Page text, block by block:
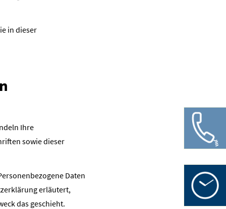
Mo-Fr
in dieser
Ihre
sowie dieser
Daten
erläutert,
das geschieht.